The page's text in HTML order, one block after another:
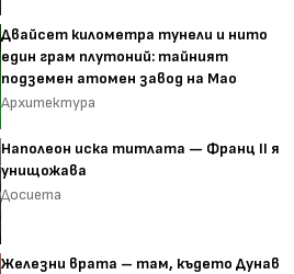
Двайсет километра тунели и нито
един грам плутоний: тайният
подземен атомен завод на Мао
Архитектура
Наполеон иска титлата — Франц II я
унищожава
Досиета
Железни врата – там, където Дунав